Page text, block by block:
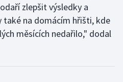
zlepšit výsledky a
také na domácím hřišti, kde
měsících nedařilo," dodal